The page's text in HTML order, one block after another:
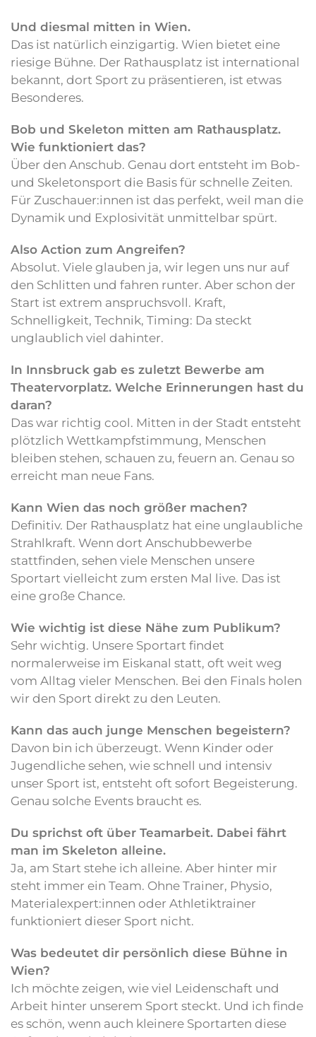
Und diesmal mitten in Wien.
Das ist natürlich einzigartig. Wien bietet eine
riesige Bühne. Der Rathausplatz ist international
bekannt, dort Sport zu präsentieren, ist etwas
Besonderes.
Bob und Skeleton mitten am Rathausplatz.
Wie funktioniert das?
Über den Anschub. Genau dort entsteht im Bob-
und Skeletonsport die Basis für schnelle Zeiten.
Für Zuschauer:innen ist das perfekt, weil man die
Dynamik und Explosivität unmittelbar spürt.
Also Action zum Angreifen?
Absolut. Viele glauben ja, wir legen uns nur auf
den Schlitten und fahren runter. Aber schon der
Start ist extrem anspruchsvoll. Kraft,
Schnelligkeit, Technik, Timing: Da steckt
unglaublich viel dahinter.
In Innsbruck gab es zuletzt Bewerbe am
Theatervorplatz. Welche Erinnerungen hast du
daran?
Das war richtig cool. Mitten in der Stadt entsteht
plötzlich Wettkampfstimmung, Menschen
bleiben stehen, schauen zu, feuern an. Genau so
erreicht man neue Fans.
Kann Wien das noch größer machen?
Definitiv. Der Rathausplatz hat eine unglaubliche
Strahlkraft. Wenn dort Anschubbewerbe
stattfinden, sehen viele Menschen unsere
Sportart vielleicht zum ersten Mal live. Das ist
eine große Chance.
Wie wichtig ist diese Nähe zum Publikum?
Sehr wichtig. Unsere Sportart findet
normalerweise im Eiskanal statt, oft weit weg
vom Alltag vieler Menschen. Bei den Finals holen
wir den Sport direkt zu den Leuten.
Kann das auch junge Menschen begeistern?
Davon bin ich überzeugt. Wenn Kinder oder
Jugendliche sehen, wie schnell und intensiv
unser Sport ist, entsteht oft sofort Begeisterung.
Genau solche Events braucht es.
Du sprichst oft über Teamarbeit. Dabei fährt
man im Skeleton alleine.
Ja, am Start stehe ich alleine. Aber hinter mir
steht immer ein Team. Ohne Trainer, Physio,
Materialexpert:innen oder Athletiktrainer
funktioniert dieser Sport nicht.
Was bedeutet dir persönlich diese Bühne in
Wien?
Ich möchte zeigen, wie viel Leidenschaft und
Arbeit hinter unserem Sport steckt. Und ich finde
es schön, wenn auch kleinere Sportarten diese